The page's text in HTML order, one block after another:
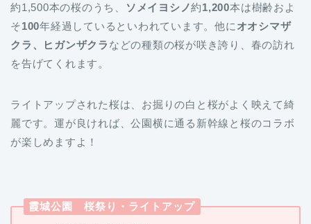
約1,500本の桜のうち、 ソメイヨシノ約1,200本は樹齢およ
そ100年経過しているといわれています。他に オオシマザ
クラ、ヒガンザクラ などの種類の桜が咲き誇り、春の訪れ
を告げてくれます。
ライトアップされた桜は、お掘りの白と桜がよく映えて綺
麗です。運が良ければ、公園横に通る新幹線と桜のコラボ
が楽しめますよ！
霞城公園 桜祭り・ライトアップ